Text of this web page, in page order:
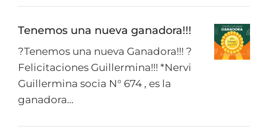
Tenemos una nueva ganadora!!!
?Tenemos una nueva Ganadora!!! ?
Felicitaciones Guillermina!!! *Nervi
Guillermina socia N° 674 , es la
ganadora…